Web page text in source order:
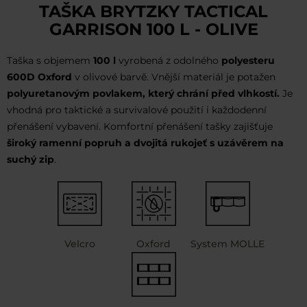
TAŠKA BRYTZKY TACTICAL
GARRISON 100 L - OLIVE
Taška s objemem 100 l vyrobená z odolného polyesteru
600D Oxford v olivové barvě. Vnější materiál je potažen
polyuretanovým povlakem, který chrání před vlhkostí. Je
vhodná pro taktické a survivalové použití i každodenní
přenášení vybavení. Komfortní přenášení tašky zajišťuje
široký ramenní popruh a dvojitá rukojeť s uzávěrem na
suchý zip.
Velcro Oxford System MOLLE